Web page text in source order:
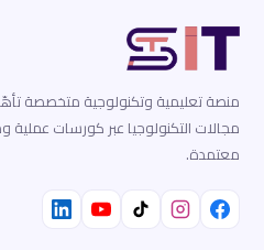
منصة تعليمية وتكنولوجية متخصصة
مجالات التكنولوجيا عبر كورسات
معتمدة.